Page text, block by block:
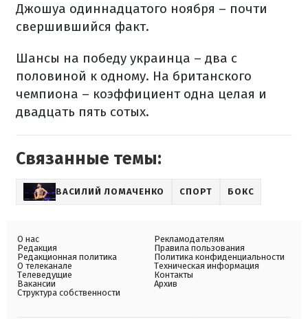
Джошуа одиннадцатого ноября – почти
свершившийся факт.
Шансы на победу украинца – два с
половиной к одному. На британского
чемпиона – коэффициент одна целая и
двадцать пять сотых.
Связанные темы:
ВАСИЛИЙ ЛОМАЧЕНКО СПОРТ БОКС
О нас
Редакция
Редакционная политика
О телеканале
Телеведущие
Вакансии
Структура собственности
Рекламодателям
Правила пользования
Политика конфиденциальности
Техническая информация
Контакты
Архив